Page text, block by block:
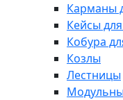
Карманы
Кейсы
Кобура
Козлы
Лестницы